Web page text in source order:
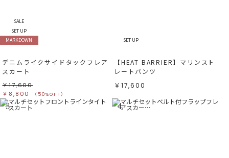
SALE
SET UP
MARKDOWN
デニムライクサイドタックフレア
スカート
￥17,600
￥8,800
（50%OFF）
SET UP
【HEAT BARRIER】マリンスト
レートパンツ
￥17,600
3 4